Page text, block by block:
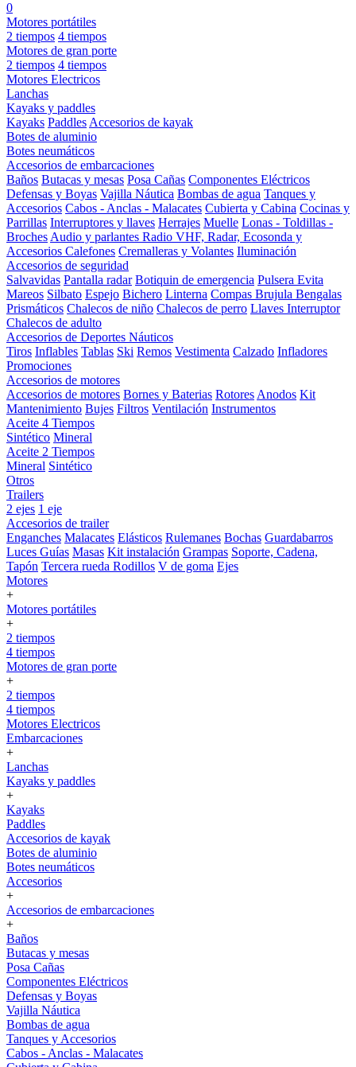
0
Motores portátiles
2 tiempos 4 tiempos
Motores de gran porte
2 tiempos 4 tiempos
Motores Electricos
Lanchas
Kayaks y paddles
Kayaks Paddles Accesorios de kayak
Botes de aluminio
Botes neumáticos
Accesorios de embarcaciones
Baños Butacas y mesas Posa Cañas Componentes Eléctricos
Defensas y Boyas Vajilla Náutica Bombas de agua Tanques y
Accesorios Cabos - Anclas - Malacates Cubierta y Cabina Cocinas y
Parrillas Interruptores y llaves Herrajes Muelle Lonas - Toldillas -
Broches Audio y parlantes Radio VHF, Radar, Ecosonda y
Accesorios Calefones Cremalleras y Volantes Iluminación
Accesorios de seguridad
Salvavidas Pantalla radar Botiquin de emergencia Pulsera Evita
Mareos Silbato Espejo Bichero Linterna Compas Brujula Bengalas
Prismáticos Chalecos de niño Chalecos de perro Llaves Interruptor
Chalecos de adulto
Accesorios de Deportes Náuticos
Tiros Inflables Tablas Ski Remos Vestimenta Calzado Infladores
Promociones
Accesorios de motores
Accesorios de motores Bornes y Baterias Rotores Anodos Kit
Mantenimiento Bujes Filtros Ventilación Instrumentos
Aceite 4 Tiempos
Sintético Mineral
Aceite 2 Tiempos
Mineral Sintético
Otros
Trailers
2 ejes 1 eje
Accesorios de trailer
Enganches Malacates Elásticos Rulemanes Bochas Guardabarros
Luces Guías Masas Kit instalación Grampas Soporte, Cadena,
Tapón Tercera rueda Rodillos V de goma Ejes
Motores
+
Motores portátiles
+
2 tiempos
4 tiempos
Motores de gran porte
+
2 tiempos
4 tiempos
Motores Electricos
Embarcaciones
+
Lanchas
Kayaks y paddles
+
Kayaks
Paddles
Accesorios de kayak
Botes de aluminio
Botes neumáticos
Accesorios
+
Accesorios de embarcaciones
+
Baños
Butacas y mesas
Posa Cañas
Componentes Eléctricos
Defensas y Boyas
Vajilla Náutica
Bombas de agua
Tanques y Accesorios
Cabos - Anclas - Malacates